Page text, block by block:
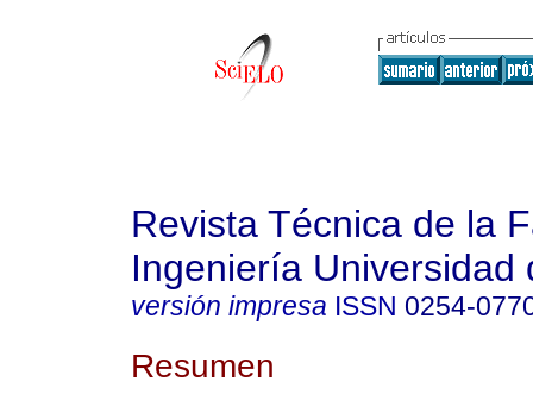
Revista Técnica de la
Ingeniería Universidad
versión impresa ISSN 0254-
Resumen